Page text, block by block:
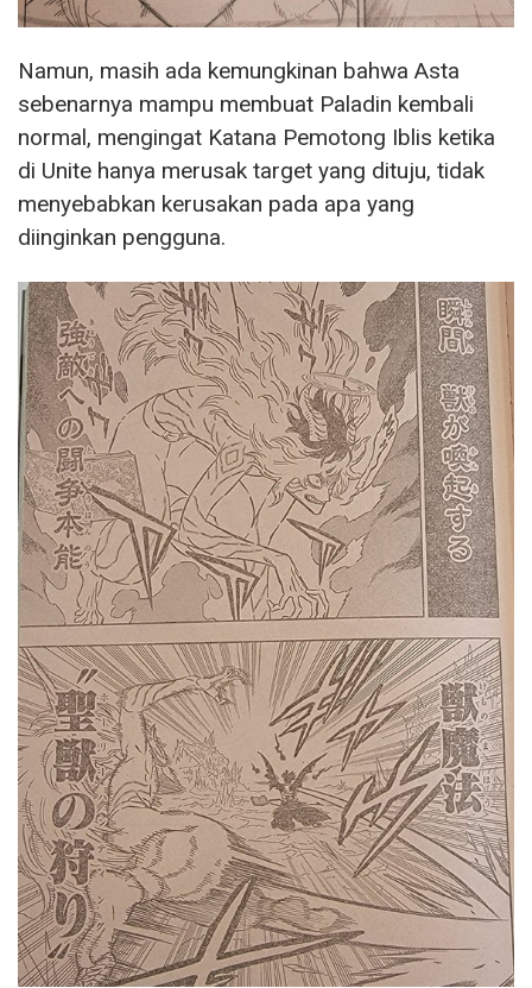
Namun, masih ada kemungkinan bahwa Asta
sebenarnya mampu membuat Paladin kembali
normal, mengingat Katana Pemotong Iblis ketika
di Unite hanya merusak target yang dituju, tidak
menyebabkan kerusakan pada apa yang
diinginkan pengguna.